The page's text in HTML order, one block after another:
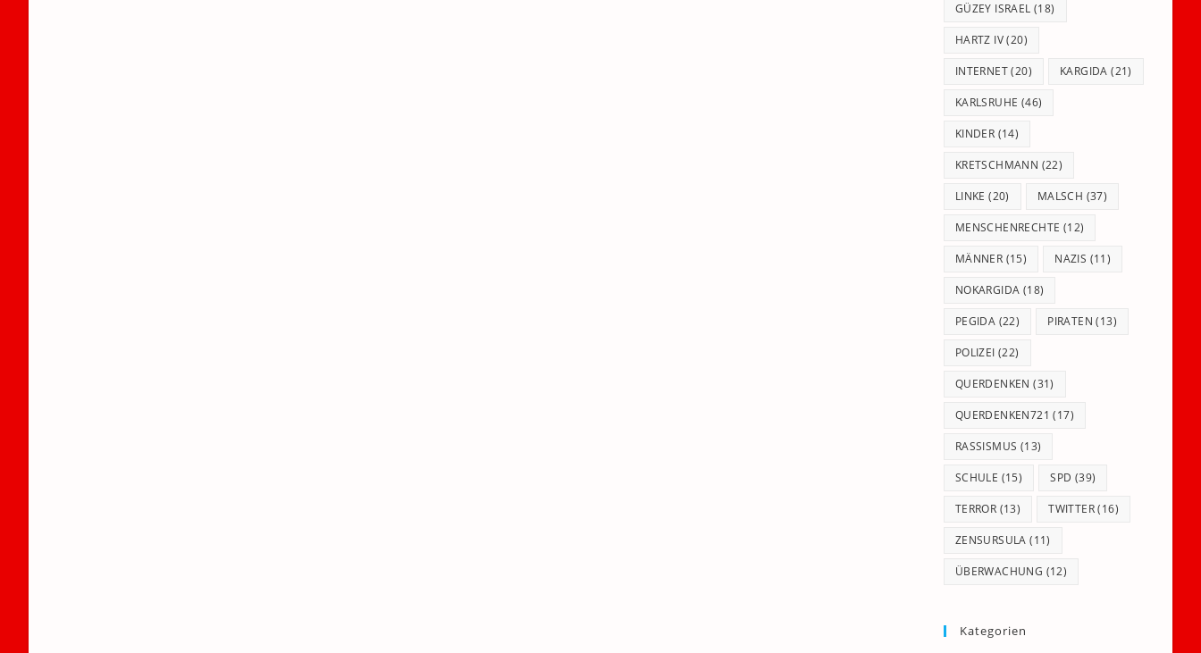
GÜZEY ISRAEL (18)
HARTZ IV(20)
INTERNET(20) KARGIDA (21)
KARLSRUHE (46)
KINDER (14)
KRETSCHMANN (22)
LINKE (20) MALSCH (37)
MENSCHENRECHTE (12)
MÄNNER (15) NAZIS (11)
NOKARGIDA (18)
PEGIDA (22) PIRATEN (13)
POLIZEI (22)
QUERDENKEN (31)
QUERDENKEN721 (17)
RASSISMUS (13)
SCHULE (15) SPD (39)
TERROR (13) TWITTER(16)
ZENSURSULA (11)
ÜBERWACHUNG (12)
Kategorien